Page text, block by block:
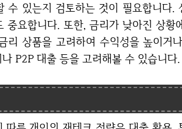
수 있는지 검토하는 것이 필요합니다.
중요합니다. 또한, 금리가 낮아진 상황
리 상품을 고려하여 수익성을 높이거
P2P 대출 등을 고려해볼 수 있습니다.